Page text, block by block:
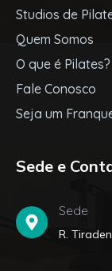
Studios de
Quem Somos
O que é Pilates?
Fale Conosco
Seja um
Sede e
Sede
R.